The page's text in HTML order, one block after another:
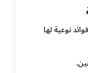
نوعية لها